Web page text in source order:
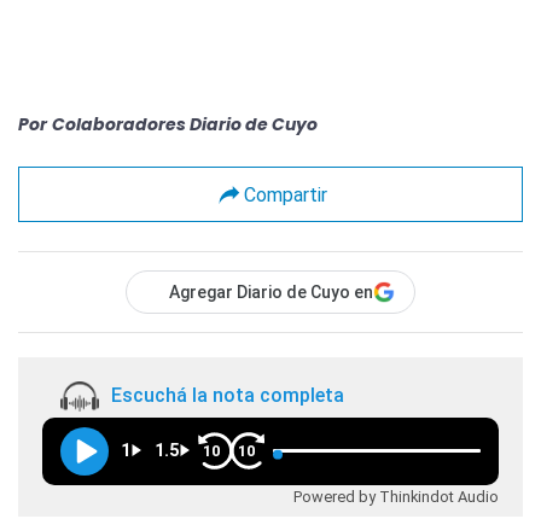
Por Colaboradores Diario de Cuyo
Compartir
Agregar Diario de Cuyo en
Escuchá la nota completa
1 1.5 10 10
Powered by Thinkindot Audio